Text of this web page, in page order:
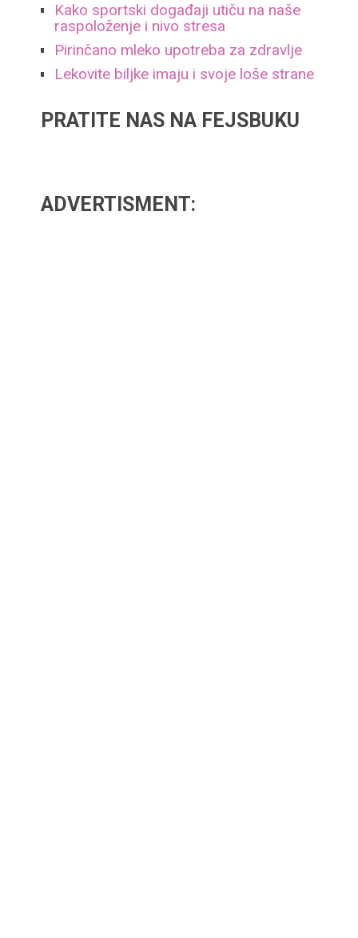
Kako sportski događaji utiču na naše
raspoloženje i nivo stresa
Pirinčano mleko upotreba za zdravlje
Lekovite biljke imaju i svoje loše strane
PRATITE NAS NA FEJSBUKU
ADVERTISMENT: